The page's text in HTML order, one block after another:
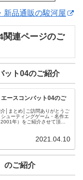
新品通販の駿河屋
関連ページのご
ット04のご紹介
エースコンバット04のご
│まとめ│ご訪問ありがとうご
ューティングゲーム・名作エ
年）をご紹介させて頂き
2021.04.10
のご紹介